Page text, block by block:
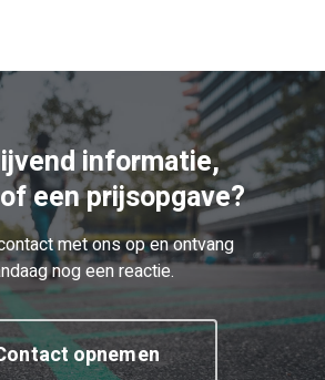
informatie,
een prijsopgave?
met ons op en ontvang
nog een reactie.
opnemen